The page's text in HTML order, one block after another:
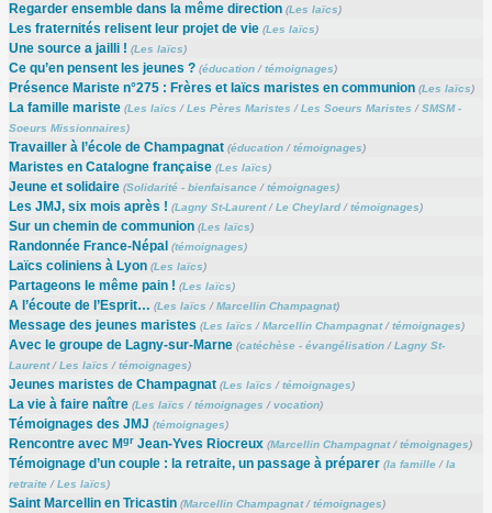
Regarder ensemble dans la même direction (Les laïcs)
Les fraternités relisent leur projet de vie (Les laïcs)
Une source a jailli ! (Les laïcs)
Ce qu’en pensent les jeunes ? (éducation/témoignages)
Présence Mariste n°275 : Frères et laïcs maristes en communion (Les laïcs)
La famille mariste (Les laïcs /Les Pères Maristes /Les Soeurs Maristes /SMSM -
Soeurs Missionnaires)
Travailler à l’école de Champagnat (éducation/témoignages)
Maristes en Catalogne française (Les laïcs)
Jeune et solidaire (Solidarité - bienfaisance/témoignages)
Les JMJ, six mois après ! (Lagny St-Laurent/Le Cheylard/témoignages)
Sur un chemin de communion (Les laïcs)
Randonnée France-Népal (témoignages)
Laïcs coliniens à Lyon (Les laïcs)
Partageons le même pain ! (Les laïcs)
A l’écoute de l’Esprit… (Les laïcs /Marcellin Champagnat)
Message des jeunes maristes (Les laïcs /Marcellin Champagnat/témoignages)
Avec le groupe de Lagny-sur-Marne (catéchèse - évangélisation/Lagny St-
Laurent/Les laïcs /témoignages)
Jeunes maristes de Champagnat (Les laïcs /témoignages)
La vie à faire naître (Les laïcs /témoignages /vocation)
Témoignages des JMJ (témoignages)
Rencontre avec MgrJean-Yves Riocreux (Marcellin Champagnat/témoignages)
Témoignage d’un couple : la retraite, un passage à préparer (la famille/la
retraite/Les laïcs)
Saint Marcellin en Tricastin (Marcellin Champagnat/témoignages)